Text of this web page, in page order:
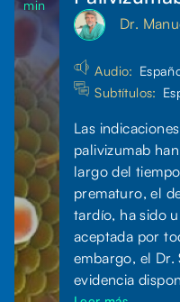
min
Dr.
Audio:
Subtítulos:
Las
palivizumab
largo del
prematuro, el
tardío, ha sido
aceptada por
embargo, el Dr.
evidencia